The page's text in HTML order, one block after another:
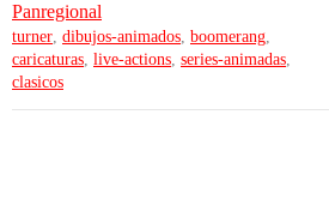
Panregional
turner, dibujos-animados, boomerang,
caricaturas, live-actions, series-animadas,
clasicos